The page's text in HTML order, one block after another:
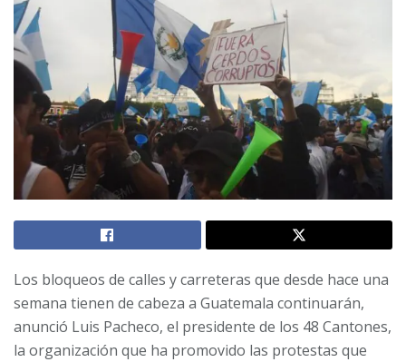
Los bloqueos de calles y carreteras que desde hace una
semana tienen de cabeza a Guatemala continuarán,
anunció Luis Pacheco, el presidente de los 48 Cantones,
la organización que ha promovido las protestas que